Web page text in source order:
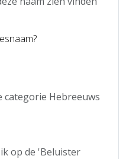
categorie Hebreeuws
op de 'Beluister